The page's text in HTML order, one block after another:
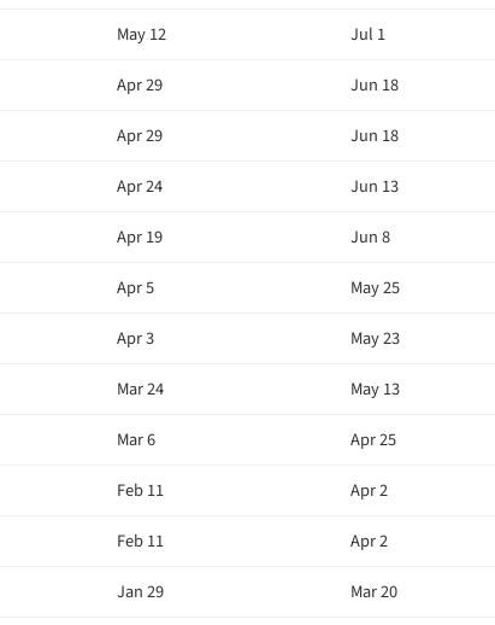
May 12
Jul 1
Apr 29
Jun 18
Apr 29
Jun 18
Apr 24
Jun 13
Apr 19
Jun 8
Apr 5
May 25
Apr 3
May 23
Mar 24
May 13
Mar 6
Apr 25
Feb 11
Apr 2
Feb 11
Apr 2
Jan 29
Mar 20